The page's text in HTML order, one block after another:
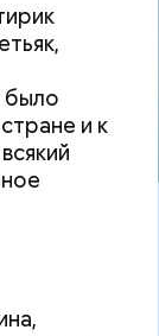
было
и к
и сроки